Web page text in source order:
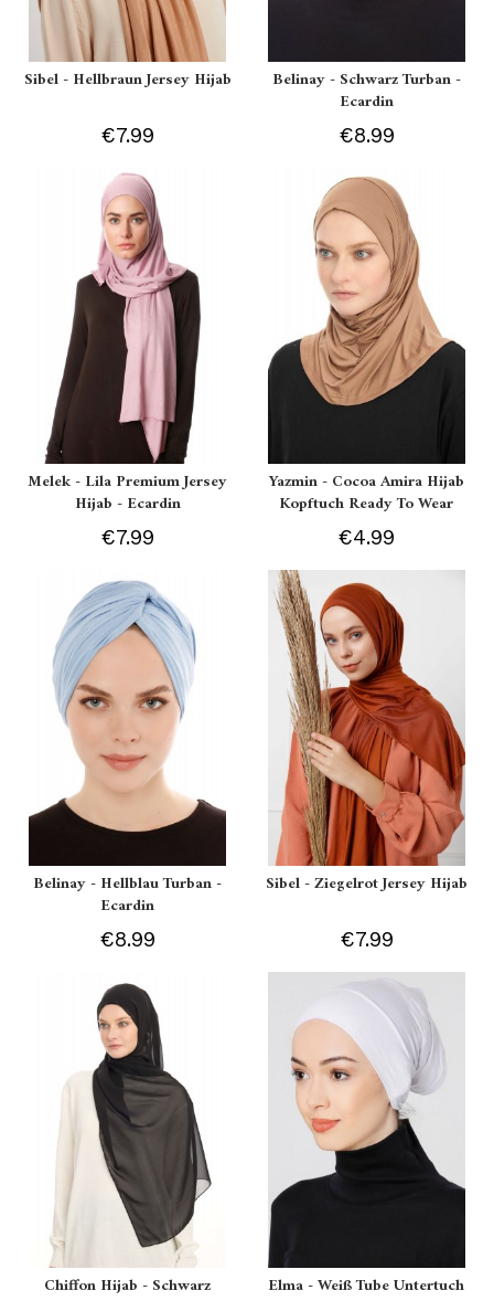
Sibel - Hellbraun Jersey Hijab
€7.99
Belinay - Schwarz Turban -
Ecardin
€8.99
Melek - Lila Premium Jersey
Hijab - Ecardin
€7.99
Yazmin - Cocoa Amira Hijab
Kopftuch Ready To Wear
€4.99
Belinay - Hellblau Turban -
Ecardin
€8.99
Sibel - Ziegelrot Jersey Hijab
€7.99
Chiffon Hijab - Schwarz Elma - Weiß Tube Untertuch